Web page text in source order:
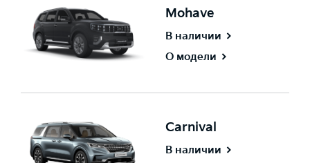
Mohave
В наличии
О модели
Carnival
В наличии